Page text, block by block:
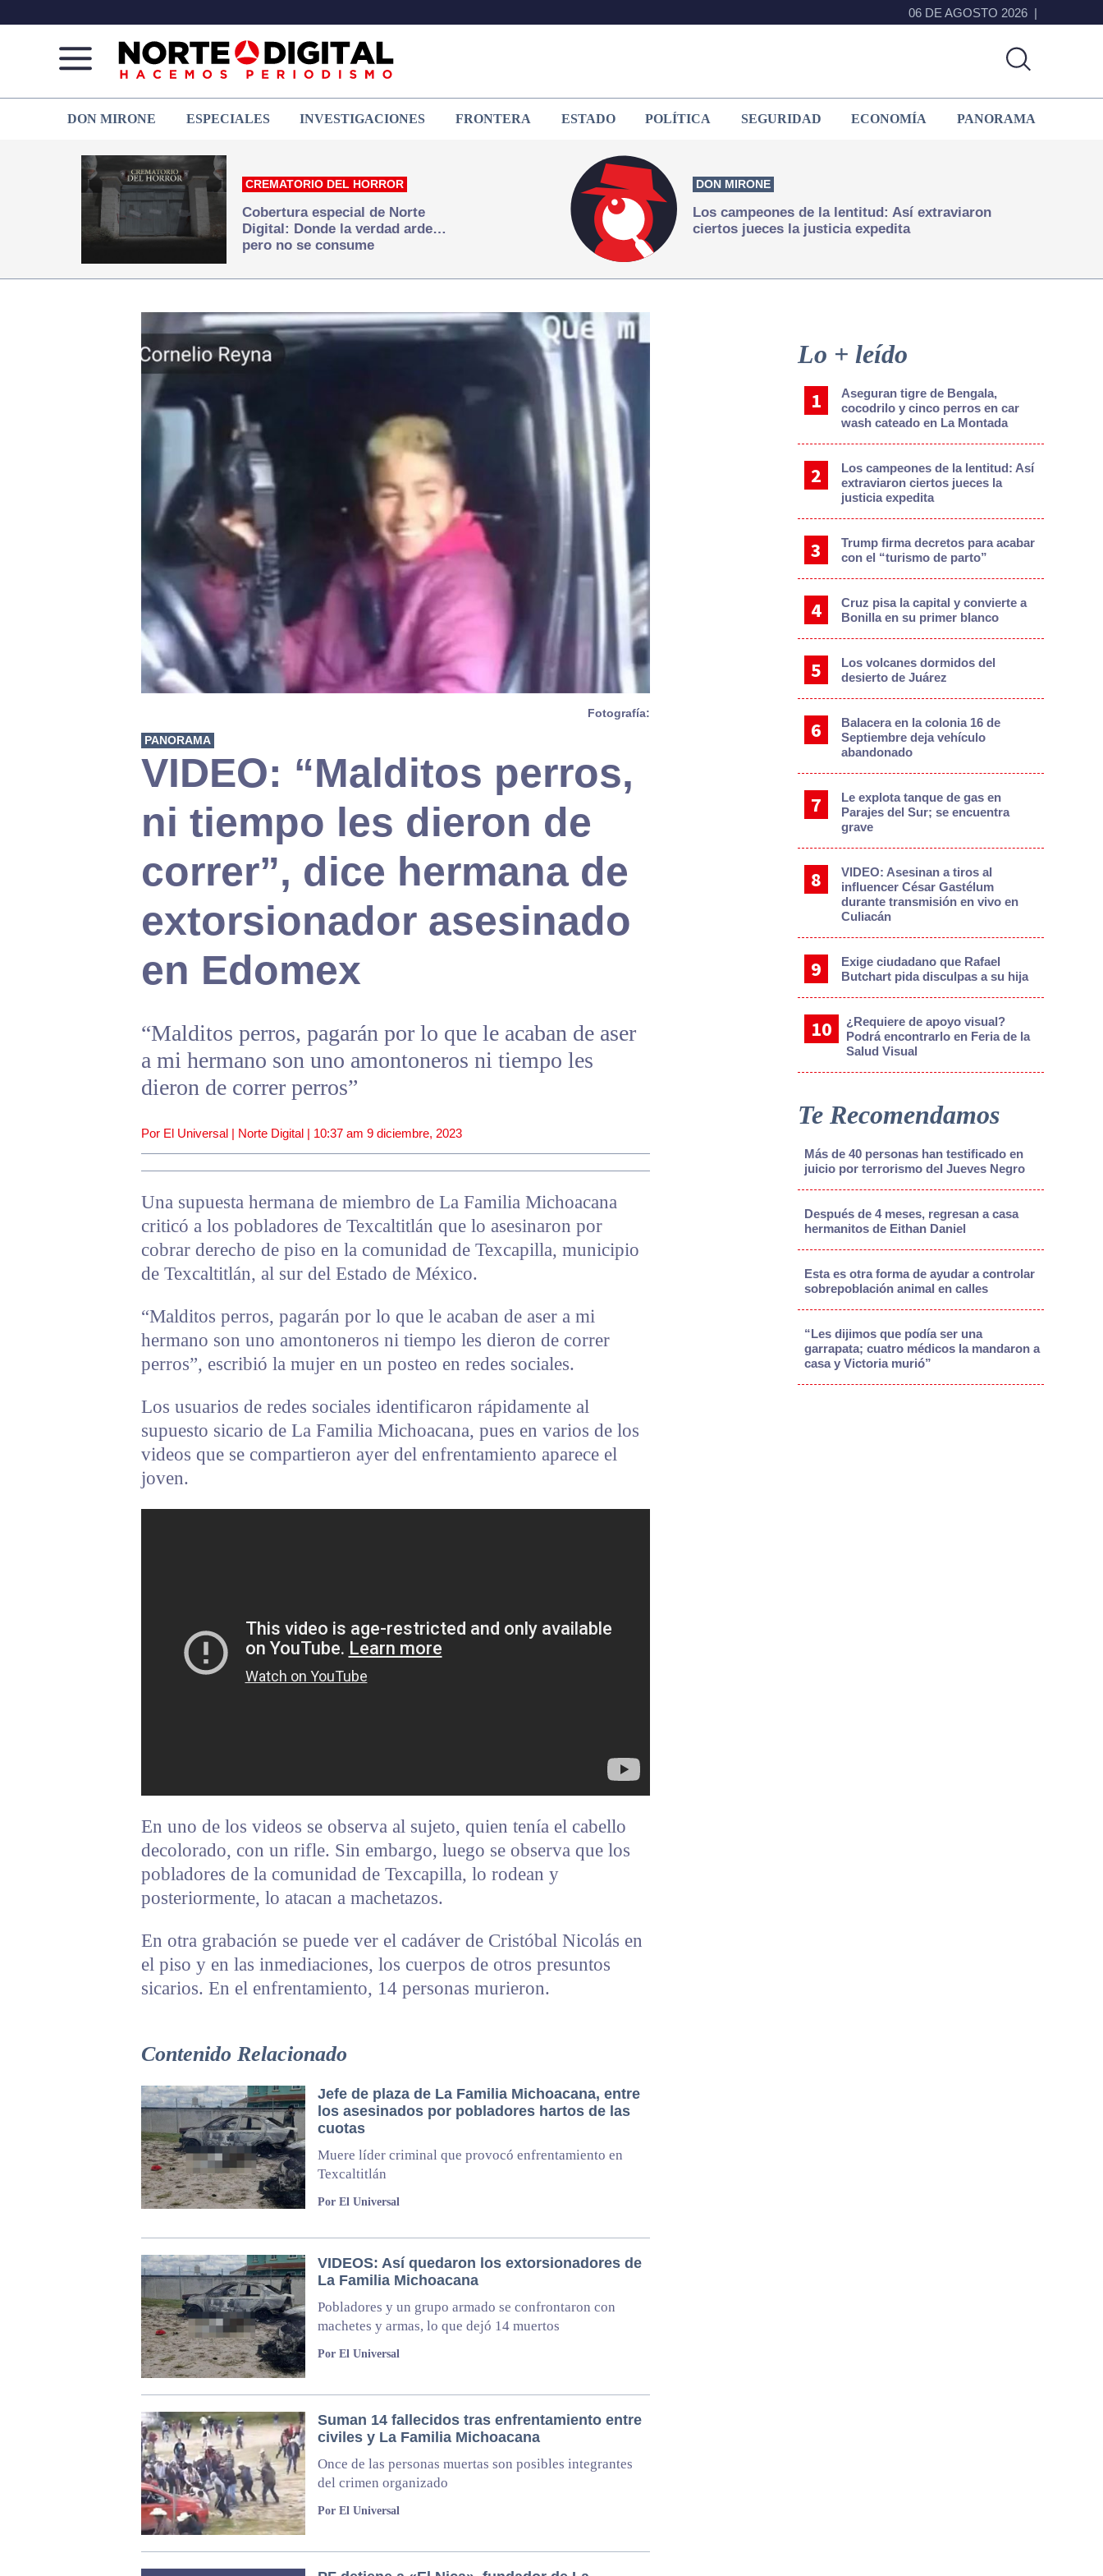
06 DE AGOSTO 2026
de
Juárez
que
hacemos periodismo
DON MIRONE ESPECIALES INVESTIGACIONES FRONTERA ESTADO POLÍTICA SEGURIDAD ECONOMÍA PANORAMA
CREMATORIO DEL HORROR
Cobertura especial de Norte
Digital: Donde la verdad arde…
pero no se consume
DON MIRONE
Los campeones de la lentitud: Así extraviaron
ciertos jueces la justicia expedita
Fotografía:
PANORAMA
VIDEO: “Malditos perros,
ni tiempo les dieron de
correr”, dice hermana de
extorsionador asesinado
en Edomex
“Malditos perros, pagarán por lo que le acaban de aser
a mi hermano son uno amontoneros ni tiempo les
dieron de correr perros”
Por El Universal | Norte Digital | 10:37 am 9 diciembre, 2023
Una supuesta hermana de miembro de La Familia Michoacana
criticó a los pobladores de Texcaltitlán que lo asesinaron por
cobrar derecho de piso en la comunidad de Texcapilla, municipio
de Texcaltitlán, al sur del Estado de México.
“Malditos perros, pagarán por lo que le acaban de aser a mi
hermano son uno amontoneros ni tiempo les dieron de correr
perros”, escribió la mujer en un posteo en redes sociales.
Los usuarios de redes sociales identificaron rápidamente al
supuesto sicario de La Familia Michoacana, pues en varios de los
videos que se compartieron ayer del enfrentamiento aparece el
joven.
En uno de los videos se observa al sujeto, quien tenía el cabello
decolorado, con un rifle. Sin embargo, luego se observa que los
pobladores de la comunidad de Texcapilla, lo rodean y
posteriormente, lo atacan a machetazos.
En otra grabación se puede ver el cadáver de Cristóbal Nicolás en
el piso y en las inmediaciones, los cuerpos de otros presuntos
sicarios. En el enfrentamiento, 14 personas murieron.
Contenido Relacionado
Jefe de plaza de La Familia Michoacana, entre
los asesinados por pobladores hartos de las
cuotas
Muere líder criminal que provocó enfrentamiento en
Texcaltitlán
Por El Universal
VIDEOS: Así quedaron los extorsionadores de
La Familia Michoacana
Pobladores y un grupo armado se confrontaron con
machetes y armas, lo que dejó 14 muertos
Por El Universal
Suman 14 fallecidos tras enfrentamiento entre
civiles y La Familia Michoacana
Once de las personas muertas son posibles integrantes
del crimen organizado
Por El Universal
Sidebar
Lo + leído
Aseguran tigre de Bengala,
cocodrilo y cinco perros en car
wash cateado en La Montada
Los campeones de la lentitud: Así
extraviaron ciertos jueces la
justicia expedita
Trump firma decretos para acabar
con el “turismo de parto”
Cruz pisa la capital y convierte a
Bonilla en su primer blanco
Los volcanes dormidos del
desierto de Juárez
Balacera en la colonia 16 de
Septiembre deja vehículo
abandonado
Le explota tanque de gas en
Parajes del Sur; se encuentra
grave
VIDEO: Asesinan a tiros al
influencer César Gastélum
durante transmisión en vivo en
Culiacán
Exige ciudadano que Rafael
Butchart pida disculpas a su hija
¿Requiere de apoyo visual?
Podrá encontrarlo en Feria de la
Salud Visual
Te Recomendamos
Más de 40 personas han testificado en
juicio por terrorismo del Jueves Negro
Después de 4 meses, regresan a casa
hermanitos de Eithan Daniel
Esta es otra forma de ayudar a controlar
sobrepoblación animal en calles
“Les dijimos que podía ser una
garrapata; cuatro médicos la mandaron a
casa y Victoria murió”